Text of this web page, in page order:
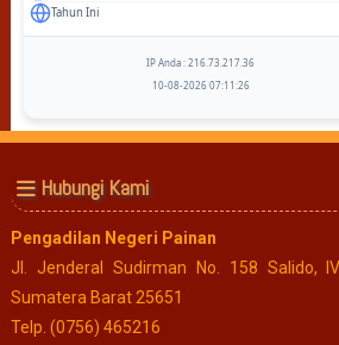
Tahun Ini
IP Anda : 216.73.217.36
10-08-2026 07:11:26
Hubungi Kami
Pengadilan Negeri Painan
Jl. Jenderal Sudirman No. 158 Salido,
Sumatera Barat 25651
Telp. (0756) 465216